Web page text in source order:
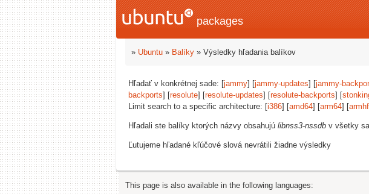
packages
» Ubuntu » Balíky » Výsledky hľadania balíkov
Hľadať v konkrétnej sade: [jammy] [jammy-updates] [jammy-
backports] [resolute] [resolute-updates] [resolute-backports] [
Limit search to a specific architecture: [i386] [amd64] [arm64] [armhf
Hľadali ste balíky ktorých názvy obsahujú libnss3-nssdb v všetky
Ľutujeme hľadané kľúčové slová nevrátili žiadne výsledky
This page is also available in the following languages: